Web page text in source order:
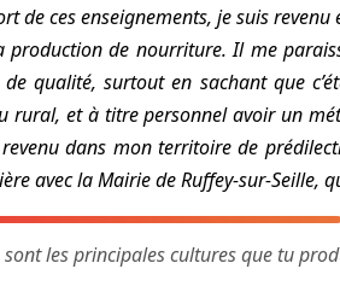
de ces enseignements, je suis
production de nourriture. Il me
qualité, surtout en sachant que
rural, et à titre personnel avoir un
dans mon territoire de
avec la Mairie de Ruffey-sur-Seille,
sont les principales cultures que tu